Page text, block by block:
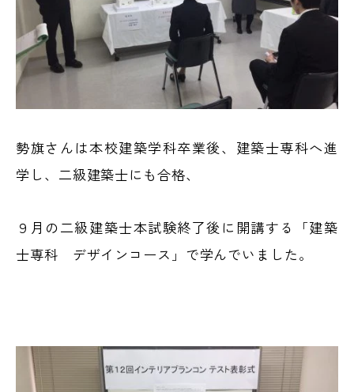
勢旗さんは本校建築学科卒業後、建築士専科へ進
学し、二級建築士にも合格、
９月の二級建築士本試験終了後に開講する「建築
士専科 デザインコース」で学んでいました。